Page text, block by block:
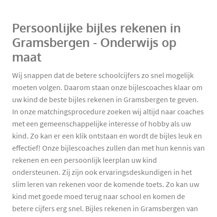
Persoonlijke bijles rekenen in
Gramsbergen - Onderwijs op
maat
Wij snappen dat de betere schoolcijfers zo snel mogelijk
moeten volgen. Daarom staan onze bijlescoaches klaar om
uw kind de beste bijles rekenen in Gramsbergen te geven.
In onze matchingsprocedure zoeken wij altijd naar coaches
met een gemeenschappelijke interesse of hobby als uw
kind. Zo kan er een klik ontstaan en wordt de bijles leuk en
effectief! Onze bijlescoaches zullen dan met hun kennis van
rekenen en een persoonlijk leerplan uw kind
ondersteunen. Zij zijn ook ervaringsdeskundigen in het
slim leren van rekenen voor de komende toets. Zo kan uw
kind met goede moed terug naar school en komen de
betere cijfers erg snel. Bijles rekenen in Gramsbergen van